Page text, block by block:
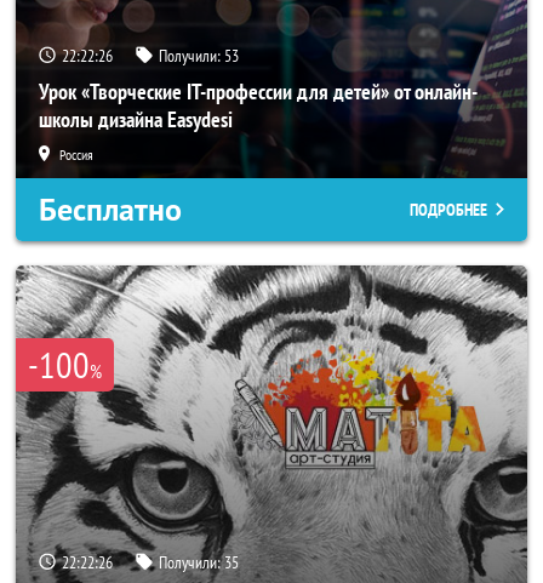
22:22:23 Получили: 53
Урок «Творческие IT-профессии для детей» от онлайн-
школы дизайна Easydesi
Россия
Бесплатно ПОДРОБНЕЕ
-100%
22:22:23 Получили:35